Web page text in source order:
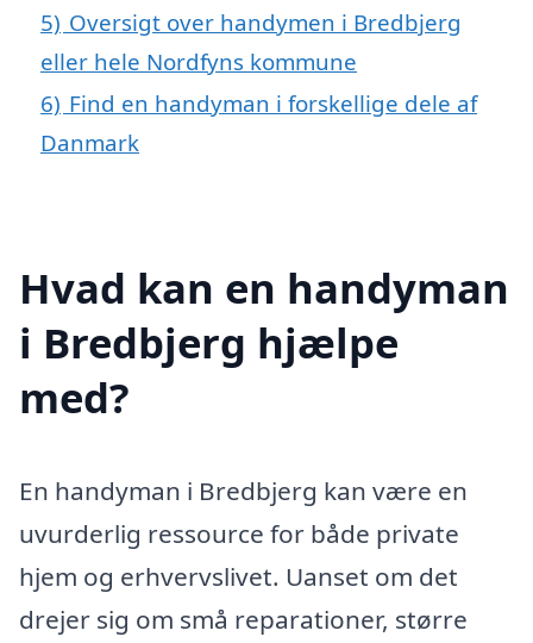
5) Oversigt over handymen i Bredbjerg
eller hele Nordfyns kommune
6) Find en handyman i forskellige dele af
Danmark
Hvad kan en handyman
i Bredbjerg hjælpe
med?
En handyman i Bredbjerg kan være en
uvurderlig ressource for både private
hjem og erhvervslivet. Uanset om det
drejer sig om små reparationer, større